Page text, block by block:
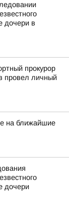
дочери в
прокурор
провел личный
на ближайшие
дочери